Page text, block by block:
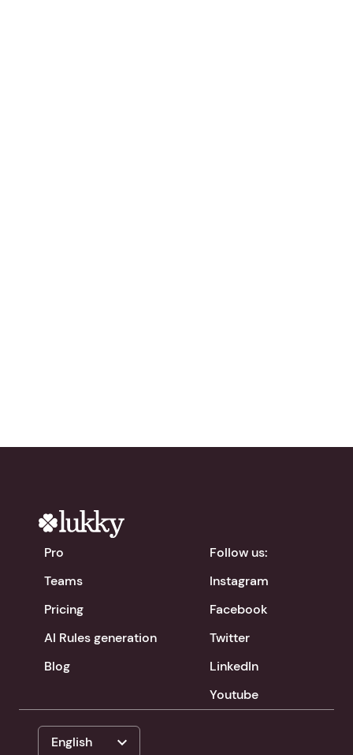
Pro
Teams
Pricing
AI Rules generation
Blog
Follow us:
Instagram
Facebook
Twitter
LinkedIn
Youtube
English expand_more